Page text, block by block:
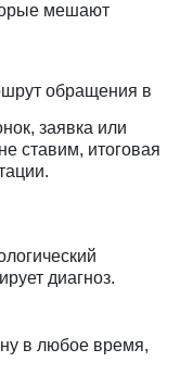
мешают
обращения в
заявка или
ставим, итоговая
диагноз.
в любое время,